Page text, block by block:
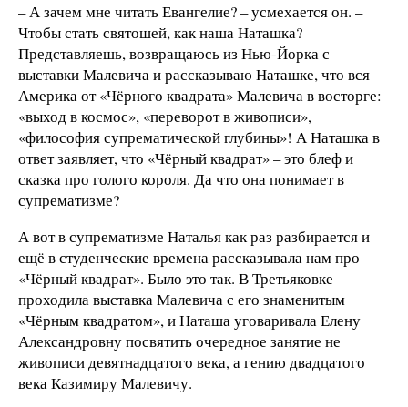
– А зачем мне читать Евангелие? – усмехается он. –
Чтобы стать святошей, как наша Наташка?
Представляешь, возвращаюсь из Нью-Йорка с
выставки Малевича и рассказываю Наташке, что вся
Америка от «Чёрного квадрата» Малевича в восторге:
«выход в космос», «переворот в живописи»,
«философия супрематической глубины»! А Наташка в
ответ заявляет, что «Чёрный квадрат» – это блеф и
сказка про голого короля. Да что она понимает в
супрематизме?
А вот в супрематизме Наталья как раз разбирается и
ещё в студенческие времена рассказывала нам про
«Чёрный квадрат». Было это так. В Третьяковке
проходила выставка Малевича с его знаменитым
«Чёрным квадратом», и Наташа уговаривала Елену
Александровну посвятить очередное занятие не
живописи девятнадцатого века, а гению двадцатого
века Казимиру Малевичу.